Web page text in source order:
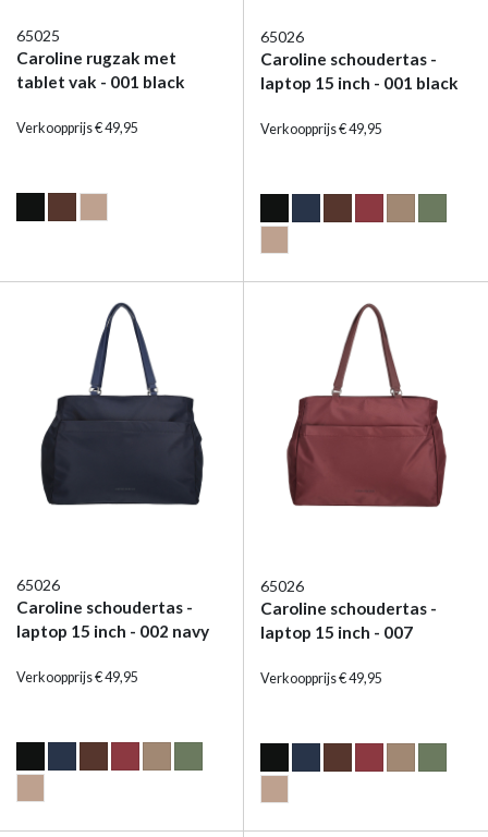
65025
Caroline rugzak met
tablet vak - 001 black
Verkoopprijs € 49,95
65026
Caroline schoudertas -
laptop 15 inch - 001 black
Verkoopprijs € 49,95
65026
Caroline schoudertas -
laptop 15 inch - 002 navy
Verkoopprijs € 49,95
65026
Caroline schoudertas -
laptop 15 inch - 007
Verkoopprijs € 49,95